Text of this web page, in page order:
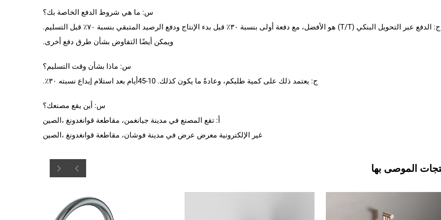
س: ما هي شروط الدفع الخاصة بك؟
ج: الدفع عبر التحويل البنكي (T/T) هو الأفضل، مع دفعة أولى بنسبة ٣٠٪ قبل بدء الإنتاج ودفع الرصيد المتبقي بنسبة ٧٠٪ قبل التسليم.
ويمكن أيضًا التفاوض بشأن طرق دفع أخرى.
س: ماذا بشأن وقت التسليم؟
ج: يعتمد ذلك على كمية طلبكم، وعادةً ما يكون كذلك. 10
-
45أيام بعد استلام إيداع نسبته ٣٠٪.
س: أين يقع مصنعك؟
أ: تقع المصنع في مدينة جيانغمن، مقاطعة قوانغدونغ ،الصين
غير الإلكترونية معرض عرض في مدينة فوشان، مقاطعة قوانغدونغ ،الصين
الموصى بها